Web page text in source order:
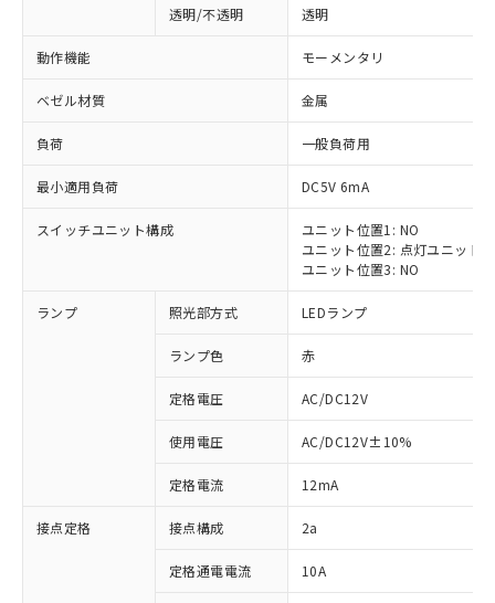
透明/不透明 透明
動作機能 モーメンタリ
ベゼル材質 金属
負荷 一般負荷用
最小適用負荷 DC5V 6mA
スイッチユニット構成
ユニット位置1: NO
ユニット位置2: 点灯ユニット
ユニット位置3: NO
ランプ 照光部方式 LEDランプ
ランプ色 赤
定格電圧 AC/DC12V
使用電圧 AC/DC12V±10%
定格電流 12mA
接点定格 接点構成 2a
定格通電電流 10A
ご利用条件
※1 対応状況
対応済み：EU RoHS指令（10物質）の
非含有に対応した製品が提供可能な商品で
す。
対応予定：EU RoHS指令（10物質）の非含
有に対応した製品に切り替える予定のある